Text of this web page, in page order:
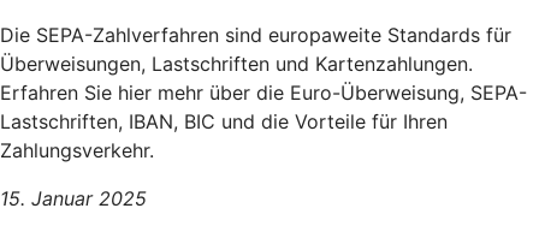
Die SEPA-Zahlverfahren sind europaweite Standards für
Überweisungen, Lastschriften und Kartenzahlungen.
Erfahren Sie hier mehr über die Euro-Überweisung, SEPA-
Lastschriften, IBAN, BIC und die Vorteile für Ihren
Zahlungsverkehr.
15. Januar 2025